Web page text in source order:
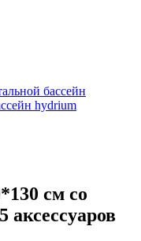
бассейн
hydrium
см со